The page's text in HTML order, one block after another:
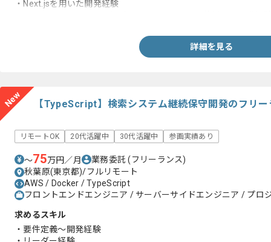
・Next.jsを用いた開発経験
詳細を見る
New 【TypeScript】検索システム継続保守開発のフリ
リモートOK 20代活躍中 30代活躍中 参画実績あり
〜75万円／月 業務委託(フリーランス)
秋葉原(東京都)/フルリモート
AWS / Docker / TypeScript
フロントエンドエンジニア / サーバーサイドエンジニア / プロ
求めるスキル
・要件定義～開発経験